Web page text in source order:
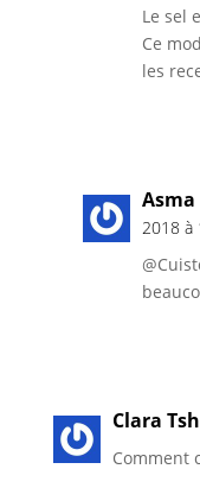
Le sel
Ce
les
2018 à
Clara
Comment